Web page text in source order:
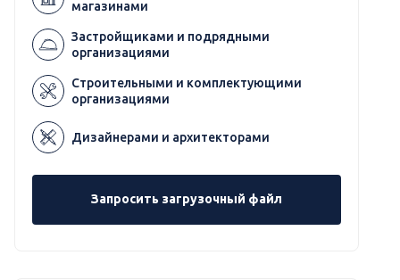
магазинами
Застройщиками и подрядными
организациями
Строительными и комплектующими
организациями
Дизайнерами и архитекторами
Запросить загрузочный файл